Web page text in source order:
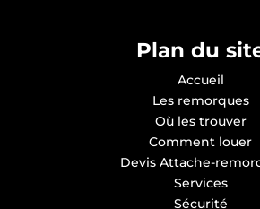
Plan du
Accueil
Les remorques
Où les trouver
Comment louer
Devis Attache-
Services
Sécurité